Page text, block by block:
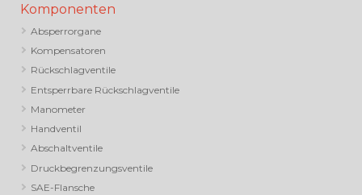
Komponenten
Absperrorgane
Kompensatoren
Rückschlagventile
Entsperrbare Rückschlagventile
Manometer
Handventil
Abschaltventile
Druckbegrenzungsventile
SAE-Flansche